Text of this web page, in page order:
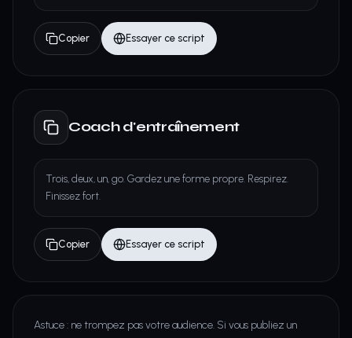
Copier Essayer ce script
Coach d'entraînement
Trois, deux, un, go. Gardez une forme propre. Respirez.
Finissez fort.
Copier Essayer ce script
Astuce : ne trompez pas votre audience. Si vous publiez un